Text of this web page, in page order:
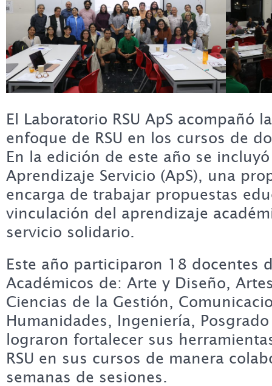
El Laboratorio RSU ApS acompañó
enfoque de RSU en los cursos de
En la edición de este año se
Aprendizaje Servicio (ApS), una
encarga de trabajar propuestas
vinculación del aprendizaje
servicio solidario.
Este año participaron 18 docentes
Académicos de: Arte y Diseño,
Ciencias de la Gestión,
Humanidades, Ingeniería,
lograron fortalecer sus
RSU en sus cursos de manera
semanas de sesiones.